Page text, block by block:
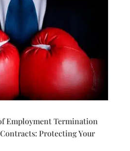
Employment Termination
Protecting Your